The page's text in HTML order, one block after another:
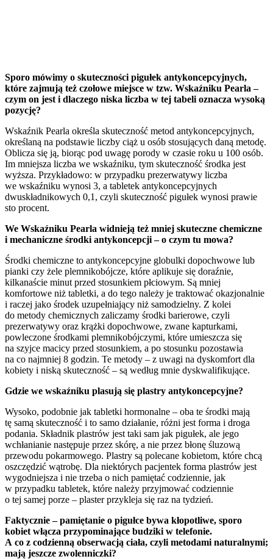
Sporo mówimy o skuteczności pigułek antykoncepcyjnych,
które zajmują też czołowe miejsce w tzw. Wskaźniku Pearla –
czym on jest i dlaczego niska liczba w tej tabeli oznacza wysoką
pozycję?
Wskaźnik Pearla określa skuteczność metod antykoncepcyjnych,
określaną na podstawie liczby ciąż u osób stosujących daną metodę.
Oblicza się ją, biorąc pod uwagę porody w czasie roku u 100 osób.
Im mniejsza liczba we wskaźniku, tym skuteczność środka jest
wyższa. Przykładowo: w przypadku prezerwatywy liczba
we wskaźniku wynosi 3, a tabletek antykoncepcyjnych
dwuskładnikowych 0,1, czyli skuteczność pigułek wynosi prawie
sto procent.
We Wskaźniku Pearla widnieją też mniej skuteczne chemiczne
i mechaniczne środki antykoncepcji – o czym tu mowa?
Środki chemiczne to antykoncepcyjne globulki dopochwowe lub
pianki czy żele plemnikobójcze, które aplikuje się doraźnie,
kilkanaście minut przed stosunkiem płciowym. Są mniej
komfortowe niż tabletki, a do tego należy je traktować okazjonalnie
i raczej jako środek uzupełniający niż samodzielny. Z kolei
do metody chemicznych zaliczamy środki barierowe, czyli
prezerwatywy oraz krążki dopochwowe, zwane kapturkami,
powleczone środkami plemnikobójczymi, które umieszcza się
na szyjce macicy przed stosunkiem, a po stosunku pozostawia
na co najmniej 8 godzin. Te metody – z uwagi na dyskomfort dla
kobiety i niską skuteczność – są według mnie dyskwalifikujące.
Gdzie we wskaźniku plasują się plastry antykoncepcyjne?
Wysoko, podobnie jak tabletki hormonalne – oba te środki mają
tę samą skuteczność i to samo działanie, różni jest forma i droga
podania. Składnik plastrów jest taki sam jak pigułek, ale jego
wchłanianie następuje przez skórę, a nie przez błonę śluzową
przewodu pokarmowego. Plastry są polecane kobietom, które chcą
oszczędzić wątrobę. Dla niektórych pacjentek forma plastrów jest
wygodniejsza i nie trzeba o nich pamiętać codziennie, jak
w przypadku tabletek, które należy przyjmować codziennie
o tej samej porze – plaster przykleja się raz na tydzień.
Faktycznie – pamiętanie o pigułce bywa kłopotliwe, sporo
kobiet włącza przypominające budziki w telefonie.
A co z codzienną obserwacją ciała, czyli metodami naturalnymi;
mają jeszcze zwolenniczki?